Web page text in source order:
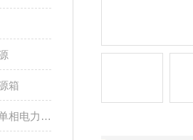
箱
力稳压器